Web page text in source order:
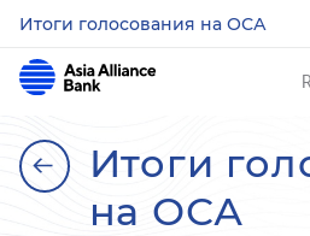
Итоги голосования на ОСА
Итоги
на ОСА